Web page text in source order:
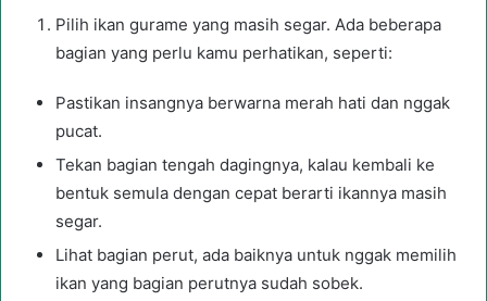
Pilih ikan gurame yang masih segar. Ada beberapa
bagian yang perlu kamu perhatikan, seperti:
Pastikan insangnya berwarna merah hati dan nggak
pucat.
Tekan bagian tengah dagingnya, kalau kembali ke
bentuk semula dengan cepat berarti ikannya masih
segar.
Lihat bagian perut, ada baiknya untuk nggak memilih
ikan yang bagian perutnya sudah sobek.